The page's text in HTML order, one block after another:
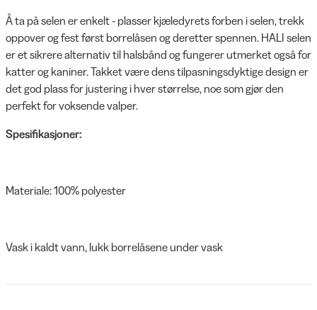
Å ta på selen er enkelt - plasser kjæledyrets forben i selen, trekk
oppover og fest først borrelåsen og deretter spennen. HALI selen
er et sikrere alternativ til halsbånd og fungerer utmerket også for
katter og kaniner. Takket være dens tilpasningsdyktige design er
det god plass for justering i hver størrelse, noe som gjør den
perfekt for voksende valper.
Spesifikasjoner:
Materiale: 100% polyester
Vask i kaldt vann, lukk borrelåsene under vask